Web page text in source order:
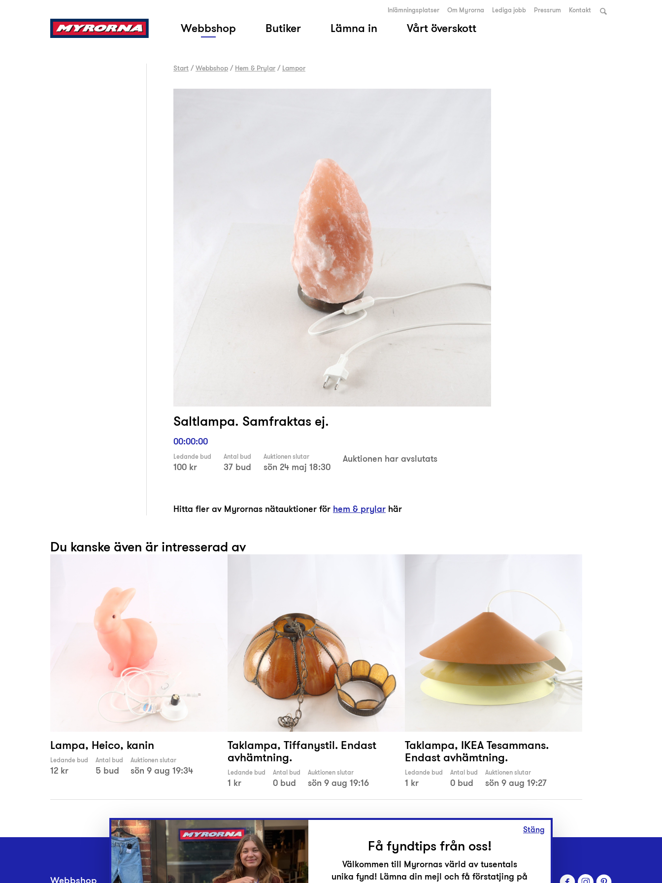
Webbshop Butiker Lämna in Vårt överskott
Inlämningsplatser Om Myrorna Lediga jobb Pressrum Kontakt
Start /Webbshop / Hem & Prylar / Lampor
Saltlampa. Samfraktas ej.
00:00:00
Ledande bud
100 kr
Antal bud
37 bud
Auktionen slutar
sön 24 maj 18:30
Auktionen har avslutats
Hitta fler av Myrornas nätauktioner för hem & prylar här
Du kanske även är intresserad av
Lampa, Heico, kanin
Ledande bud
12 kr
Antal bud
5 bud
Auktionen slutar
sön 9 aug 19:34
Taklampa, Tiffanystil. Endast
avhämtning.
Ledande bud
1 kr
Antal bud
0 bud
Auktionen slutar
sön 9 aug 19:16
Taklampa, IKEA Tesammans.
Endast avhämtning.
Ledande bud
1 kr
Antal bud
0 bud
Auktionen slutar
sön 9 aug 19:27
Stäng
Få fyndtips från oss!
Välkommen till Myrornas värld av tusentals
unika fynd! Lämna din mejl och få förstatjing på